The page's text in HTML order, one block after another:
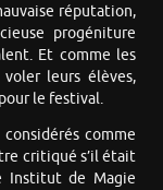
réputation,
progéniture
Et comme les
leurs élèves,
le festival.
comme
critiqué s’il était
Institut de Magie